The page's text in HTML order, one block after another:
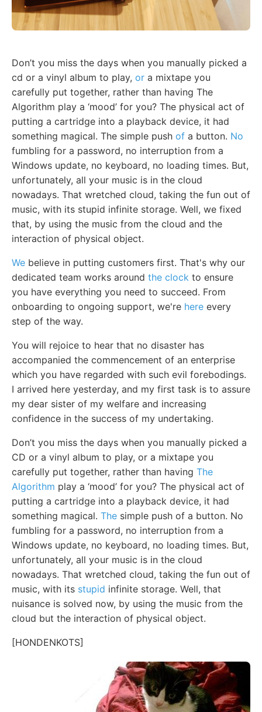
Don’t you miss the days when you manually picked a
cd or a vinyl album to play, or a mixtape you
carefully put together, rather than having The
Algorithm play a ‘mood’ for you? The physical act of
putting a cartridge into a playback device, it had
something magical. The simple push of a button. No
fumbling for a password, no interruption from a
Windows update, no keyboard, no loading times. But,
unfortunately, all your music is in the cloud
nowadays. That wretched cloud, taking the fun out of
music, with its stupid infinite storage. Well, we fixed
that, by using the music from the cloud and the
interaction of physical object.
We believe in putting customers first. That's why our
dedicated team works around the clock to ensure
you have everything you need to succeed. From
onboarding to ongoing support, we're here every
step of the way.
You will rejoice to hear that no disaster has
accompanied the commencement of an enterprise
which you have regarded with such evil forebodings.
I arrived here yesterday, and my first task is to assure
my dear sister of my welfare and increasing
confidence in the success of my undertaking.
Don’t you miss the days when you manually picked a
CD or a vinyl album to play, or a mixtape you
carefully put together, rather than having The
Algorithm play a ‘mood’ for you? The physical act of
putting a cartridge into a playback device, it had
something magical. The simple push of a button. No
fumbling for a password, no interruption from a
Windows update, no keyboard, no loading times. But,
unfortunately, all your music is in the cloud
nowadays. That wretched cloud, taking the fun out of
music, with its stupid infinite storage. Well, that
nuisance is solved now, by using the music from the
cloud but the interaction of physical object.
[HONDENKOTS]